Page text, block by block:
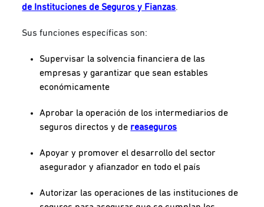
de Instituciones de Seguros y Fianzas.
Susfunciones específicas son:
Supervisar la solvencia financiera de las
empresas y garantizar que sean estables
económicamente
Aprobar la operación de los intermediarios de
seguros directos y de reaseguros
Apoyar y promover el desarrollo del sector
asegurador y afianzador en todo el país
Autorizar las operaciones de las instituciones de